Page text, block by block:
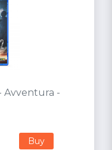
Avventura -
Buy